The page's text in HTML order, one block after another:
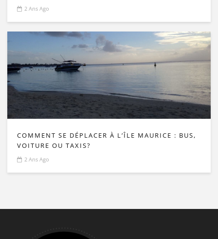
2 Ans Ago
COMMENT SE DÉPLACER À L’ÎLE MAURICE : BUS,
VOITURE OU TAXIS?
2 Ans Ago